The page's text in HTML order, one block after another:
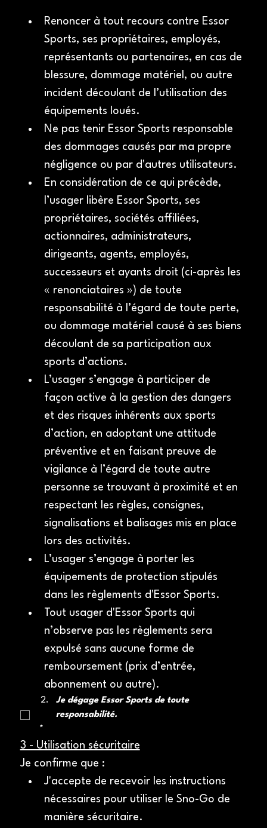
Renoncer à tout recours contre Essor
Sports, ses propriétaires, employés,
représentants ou partenaires, en cas de
blessure, dommage matériel, ou autre
incident découlant de l’utilisation des
équipements loués.
Ne pas tenir Essor Sports responsable
des dommages causés par ma propre
négligence ou par d'autres utilisateurs.
En considération de ce qui précède,
l’usager libère Essor Sports, ses
propriétaires, sociétés affiliées,
actionnaires, administrateurs,
dirigeants, agents, employés,
successeurs et ayants droit (ci-après les
« renonciataires ») de toute
responsabilité à l’égard de toute perte,
ou dommage matériel causé à ses biens
découlant de sa participation aux
L’usager s’engage à participer de
façon active à la gestion des dangers
et des risques inhérents aux sports
d’action, en adoptant une attitude
préventive et en faisant preuve de
vigilance à l’égard de toute autre
personne se trouvant à proximité et en
respectant les règles, consignes,
signalisations et balisages mis en place
lors des activités.
L’usager s’engage à porter les
équipements de protection stipulés
dans les règlements d'Essor Sports.
Tout usager d'Essor Sports qui
n’observe pas les règlements sera
expulsé sans aucune forme de
remboursement (prix d’entrée,
abonnement ou autre).
Je dégage Essor Sports de toute
responsabilité.
*
3 - Utilisation sécuritaire
Je confirme que :
J'accepte de recevoir les instructions
nécessaires pour utiliser le Sno-Go de
manière sécuritaire.